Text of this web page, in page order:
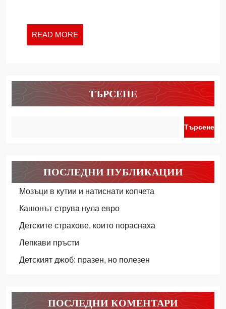
READ MORE
MORE
ТЪРСЕНЕ
Търсене
ПОСЛЕДНИ ПУБЛИКАЦИИ
Мозъци в кутии и натиснати копчета
Кашонът струва нула евро
Детските страхове, които пораснаха
Лепкави пръсти
Детският джоб: празен, но полезен
ПОСЛЕДНИ КОМЕНТАРИ